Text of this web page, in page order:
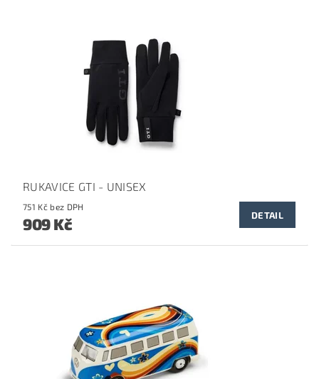
RUKAVICE GTI - UNISEX
751 Kč bez DPH
909 Kč DETAIL